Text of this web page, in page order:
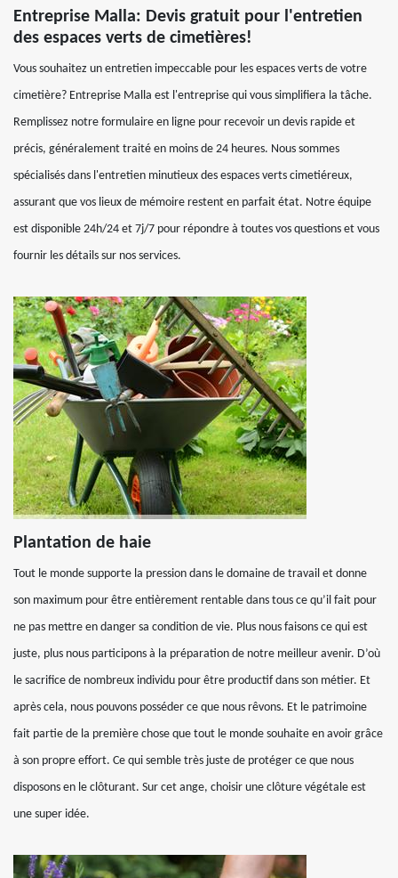
Entreprise Malla: Devis gratuit pour l'entretien
des espaces verts de cimetières!
Vous souhaitez un entretien impeccable pour les espaces verts de votre
cimetière? Entreprise Malla est l'entreprise qui vous simplifiera la tâche.
Remplissez notre formulaire en ligne pour recevoir un devis rapide et
précis, généralement traité en moins de 24 heures. Nous sommes
spécialisés dans l'entretien minutieux des espaces verts cimetiéreux,
assurant que vos lieux de mémoire restent en parfait état. Notre équipe
est disponible 24h/24 et 7j/7 pour répondre à toutes vos questions et vous
fournir les détails sur nos services.
Plantation de haie
Tout le monde supporte la pression dans le domaine de travail et donne
son maximum pour être entièrement rentable dans tous ce qu’il fait pour
ne pas mettre en danger sa condition de vie. Plus nous faisons ce qui est
juste, plus nous participons à la préparation de notre meilleur avenir. D’où
le sacrifice de nombreux individu pour être productif dans son métier. Et
après cela, nous pouvons posséder ce que nous rêvons. Et le patrimoine
fait partie de la première chose que tout le monde souhaite en avoir grâce
à son propre effort. Ce qui semble très juste de protéger ce que nous
disposons en le clôturant. Sur cet ange, choisir une clôture végétale est
une super idée.